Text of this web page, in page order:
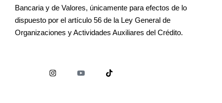
Bancaria y de Valores, únicamente para efectos de lo
dispuesto por el artículo 56 de la Ley General de
Organizaciones y Actividades Auxiliares del Crédito.